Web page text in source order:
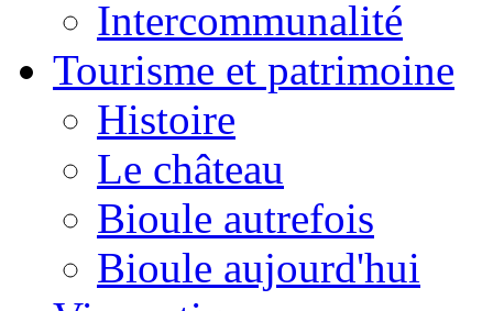
Intercommunalité
Tourisme et patrimoine
Histoire
Le château
Bioule autrefois
Bioule aujourd'hui